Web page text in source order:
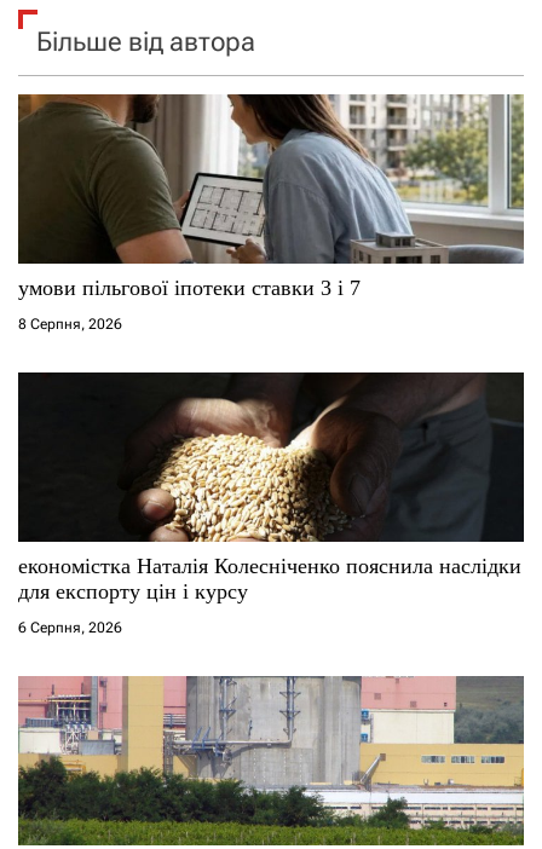
Більше від автора
умови пільгової іпотеки ставки 3 і 7
8 Серпня, 2026
економістка Наталія Колесніченко пояснила наслідки
для експорту цін і курсу
6 Серпня, 2026